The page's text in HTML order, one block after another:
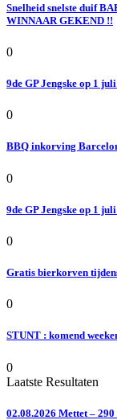
Snelheid snelste duif
WINNAAR GEKEND !!
0
9de GP Jengske op 1
0
BBQ inkorving
0
9de GP Jengske op 1
0
Gratis bierkorven
0
STUNT : komend
0
Laatste Resultaten
02.08.2026 Mettet –